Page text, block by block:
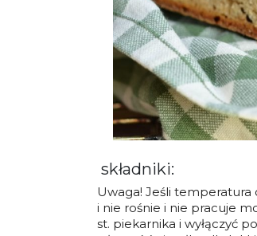
składniki:
Uwaga! Jeśli temperatura
i nie rośnie i nie pracuje
st. piekarnika i wyłączyć